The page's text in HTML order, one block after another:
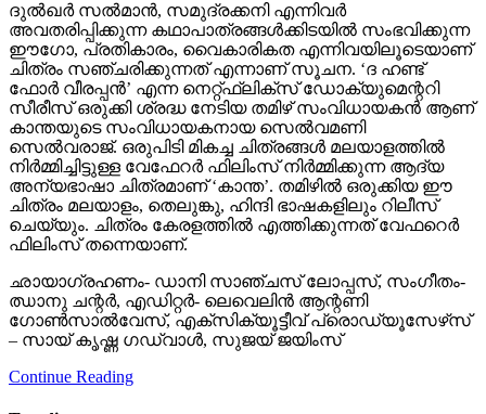
ദുല്‍ഖര്‍ സല്‍മാന്‍, സമുദ്രക്കനി എന്നിവര്‍
അവതരിപ്പിക്കുന്ന കഥാപാത്രങ്ങള്‍ക്കിടയില്‍ സംഭവിക്കുന്ന
ഈഗോ, പ്രതികാരം, വൈകാരികത എന്നിവയിലൂടെയാണ്
ചിത്രം സഞ്ചരിക്കുന്നത് എന്നാണ് സൂചന. ‘ദ ഹണ്ട്
ഫോര്‍ വീരപ്പന്‍’ എന്ന നെറ്റ്ഫ്‌ലിക്‌സ് ഡോക്യുമെന്ററി
സീരീസ് ഒരുക്കി ശ്രദ്ധ നേടിയ തമിഴ് സംവിധായകന്‍ ആണ്
കാന്തയുടെ സംവിധായകനായ സെല്‍വമണി
സെല്‍വരാജ്. ഒരുപിടി മികച്ച ചിത്രങ്ങള്‍ മലയാളത്തില്‍
നിര്‍മ്മിച്ചിട്ടുള്ള വേഫേറര്‍ ഫിലിംസ് നിര്‍മ്മിക്കുന്ന ആദ്യ
അന്യഭാഷാ ചിത്രമാണ് ‘കാന്ത’. തമിഴില്‍ ഒരുക്കിയ ഈ
ചിത്രം മലയാളം, തെലുങ്കു, ഹിന്ദി ഭാഷകളിലും റിലീസ്
ചെയ്യും. ചിത്രം കേരളത്തില്‍ എത്തിക്കുന്നത് വേഫറെര്‍
ഫിലിംസ് തന്നെയാണ്.
ഛായാഗ്രഹണം- ഡാനി സാഞ്ചസ് ലോപ്പസ്, സംഗീതം-
ഝാനു ചന്റര്‍, എഡിറ്റര്‍- ലെവെലിന്‍ ആന്റണി
ഗോണ്‍സാല്‍വേസ്, എക്‌സിക്യൂട്ടീവ് പ്രൊഡ്യൂസേഴ്‌സ്
– സായ് കൃഷ്ണ ഗഡ്വാള്‍, സുജയ് ജയിംസ്
Continue Reading